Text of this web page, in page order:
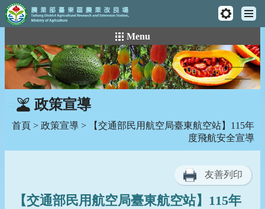
到
主
內
區
工
具
主
單
Menu
::: 政策宣導
首頁 > 政策宣導 > 【交通部民用航空局臺東航空站】115年
度飛航安全宣導
友善列印
【交通部民用航空局臺東航空站】115年